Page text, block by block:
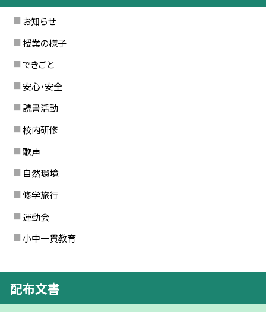
お知らせ
授業の様子
できごと
安心・安全
読書活動
校内研修
歌声
自然環境
修学旅行
運動会
小中一貫教育
配布文書